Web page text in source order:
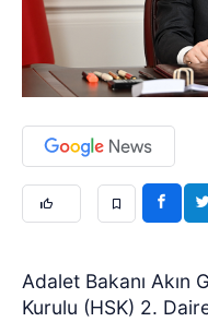
Adalet Bakanı Akın
Kurulu (HSK) 2.